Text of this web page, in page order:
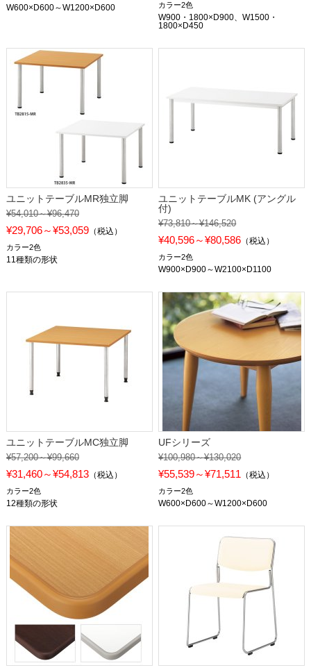
W600×D600～W1200×D600 カラー2色
W900・1800×D900、W1500・
1800×D450
ユニットテーブルMR独立脚
¥54,010～¥96,470
¥29,706～¥53,059（税込）
カラー2色
11種類の形状
ユニットテーブルMK (アングル
付)
¥73,810～¥146,520
¥40,596～¥80,586 （税込）
カラー2色
W900×D900～W2100×D1100
ユニットテーブルMC独立脚
¥57,200～¥99,660
¥31,460～¥54,813（税込）
カラー2色
12種類の形状
UFシリーズ
¥100,980～¥130,020
¥55,539～¥71,511 （税込）
カラー2色
W600×D600～W1200×D600